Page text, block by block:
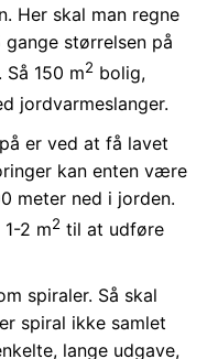
Her skal man regne
størrelsen på
150 m2 bolig,
jordvarmeslanger.
er ved at få lavet
kan enten være
meter ned i jorden.
2 m2 til at udføre
spiraler. Så skal
spiral ikke samlet
lange udgave,